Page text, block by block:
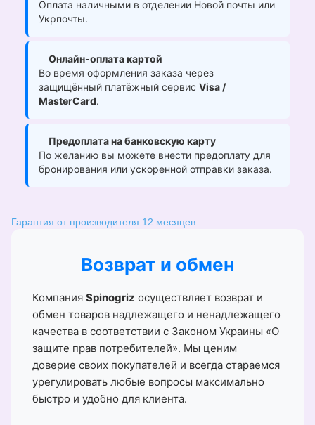
Оплата наличными в отделении Новой почты или
Укрпочты.
Онлайн-оплата картой
Во время оформления заказа через
защищённый платёжный сервис Visa /
MasterCard.
Предоплата на банковскую карту
По желанию вы можете внести предоплату для
бронирования или ускоренной отправки заказа.
Гарантия от производителя 12 месяцев
Возврат и обмен
Компания Spinogriz осуществляет возврат и
обмен товаров надлежащего и ненадлежащего
качества в соответствии с Законом Украины «О
защите прав потребителей». Мы ценим
доверие своих покупателей и всегда стараемся
урегулировать любые вопросы максимально
быстро и удобно для клиента.